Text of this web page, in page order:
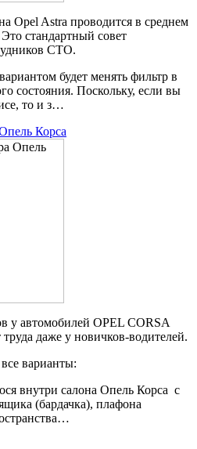
Opel Astra проводится в среднем
стандартный совет
СТО.
будет менять фильтр в
состояния. Поскольку, если вы
то и з…
Корса
у автомобилей OPEL CORSA
даже у новичков-водителей.
варианты:
внутри салона Опель Корса с
(бардачка), плафона